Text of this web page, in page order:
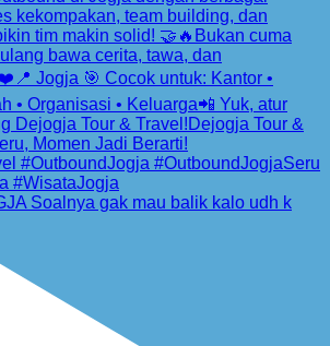
Soalnya gak mau balik kalo udh k